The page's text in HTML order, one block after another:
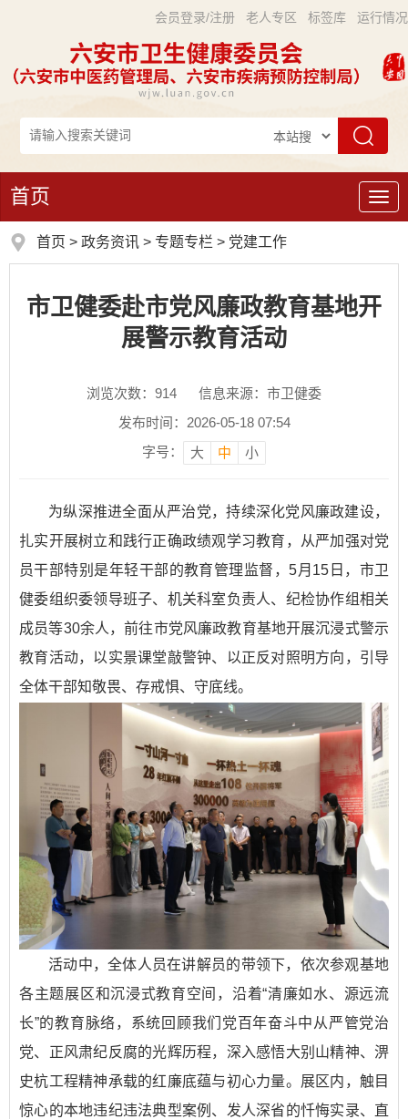
会员登录/注册 老人专区 标签库 运行情况
导
首页
首页 > 政务资讯 > 专题专栏 > 党建工作
市卫健委赴市党风廉政教育基地开
展警示教育活动
浏览次数： 914
信息来源：市卫健委
发布时间：2026-05-18 07:54
字号：
大 中 小
为纵深推进全面从严治党，持续深化党风廉政建设，
扎实开展树立和践行正确政绩观学习教育，从严加强对党
员干部特别是年轻干部的教育管理监督，5月15日，市卫
健委组织委领导班子、机关科室负责人、纪检协作组相关
成员等30余人，前往市党风廉政教育基地开展沉浸式警示
教育活动，以实景课堂敲警钟、以正反对照明方向，引导
全体干部知敬畏、存戒惧、守底线。
活动中，全体人员在讲解员的带领下，依次参观基地
各主题展区和沉浸式教育空间，沿着“清廉如水、源远流
长”的教育脉络，系统回顾我们党百年奋斗中从严管党治
党、正风肃纪反腐的光辉历程，深入感悟大别山精神、淠
史杭工程精神承载的红廉底蕴与初心力量。展区内，触目
惊心的本地违纪违法典型案例、发人深省的忏悔实录、直